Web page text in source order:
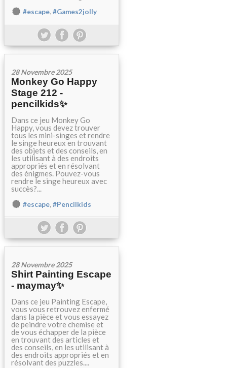
#escape,#Games2jolly
28 Novembre 2025
Monkey Go Happy
Stage 212 -
pencilkids✨
Dans ce jeu Monkey Go
Happy, vous devez trouver
tous les mini-singes et rendre
le singe heureux en trouvant
des objets et des conseils, en
les utilisant à des endroits
appropriés et en résolvant
des énigmes. Pouvez-vous
rendre le singe heureux avec
succès?...
#escape,#Pencilkids
28 Novembre 2025
Shirt Painting Escape
- maymay✨
Dans ce jeu Painting Escape,
vous vous retrouvez enfermé
dans la pièce et vous essayez
de peindre votre chemise et
de vous échapper de la pièce
en trouvant des articles et
des conseils, en les utilisant à
des endroits appropriés et en
résolvant des puzzles....